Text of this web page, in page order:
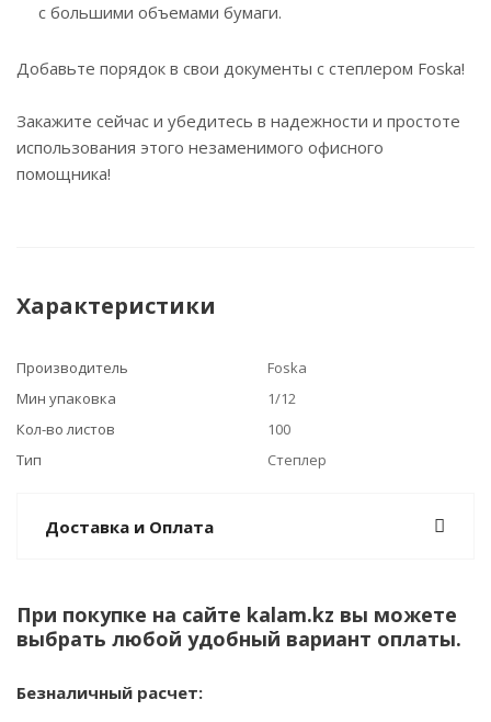
с большими объемами бумаги.
Добавьте порядок в свои документы с степлером Foska!
Закажите сейчас и убедитесь в надежности и простоте
использования этого незаменимого офисного
помощника!
Характеристики
Производитель
Foska
Мин упаковка
1/12
Кол-во листов
100
Тип
Степлер
Доставка и Оплата
При покупке на сайте kalam.kz вы можете
выбрать любой удобный вариант оплаты.
Безналичный расчет: